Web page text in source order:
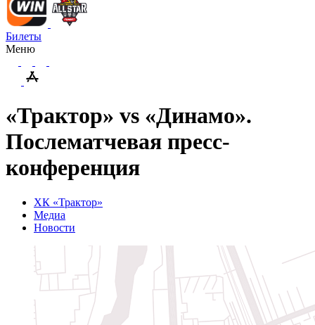
Билеты
Меню
«Трактор» vs «Динамо».
Послематчевая пресс-
конференция
ХК «Трактор»
Медиа
Новости